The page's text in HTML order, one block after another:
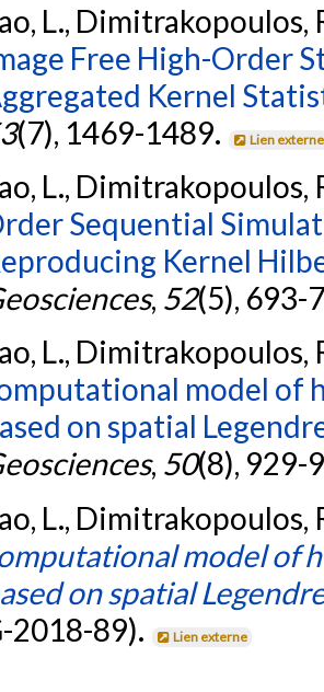
L., Dimitrakopoulos,
Free High-Order
Kernel
(7), 1469-1489. Lien externe
L., Dimitrakopoulos,
Sequential
Kernel
, 52(5), 693-
L., Dimitrakopoulos,
model of
on spatial
, 50(8), 929-
L., Dimitrakopoulos,
model of
on spatial
2018-89).
Lien externe